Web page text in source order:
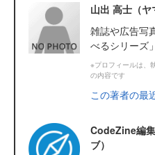
山出 高士（ヤ
雑誌や広告写
べるシリーズ
※プロフィールは、
の内容です
この著者の最
CodeZine編
ブ）